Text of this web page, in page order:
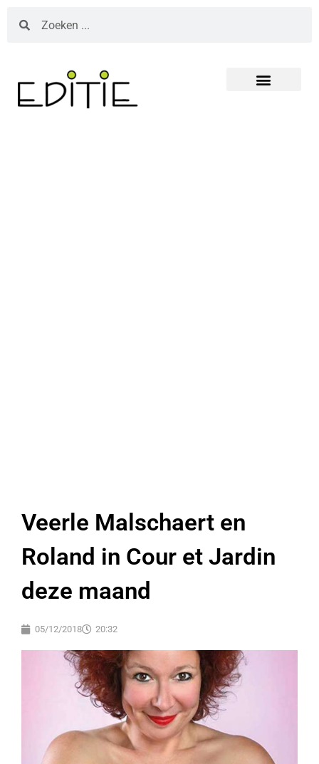
Veerle Malschaert en
Roland in Cour et Jardin
deze maand
05/12/2018 20:32